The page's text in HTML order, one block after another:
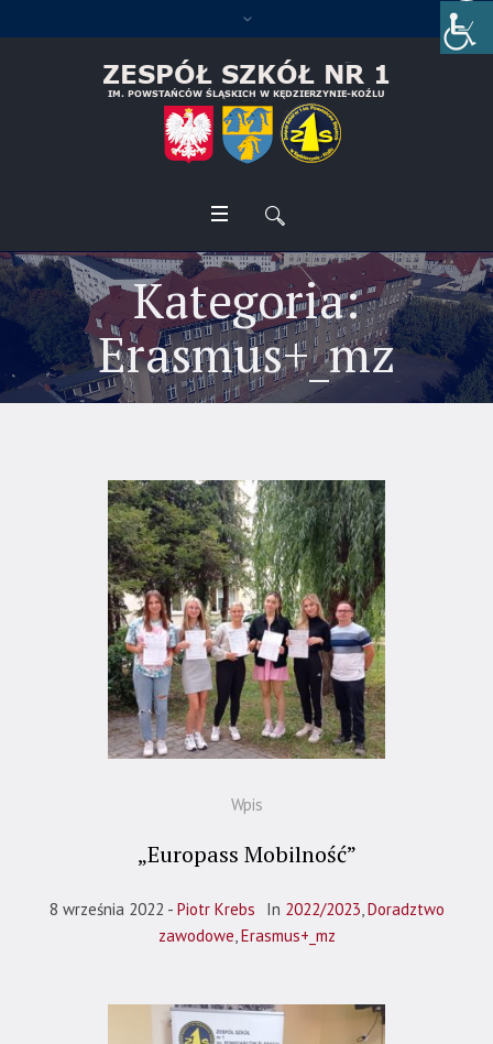
Kategoria:
Erasmus+_mz
Wpis
„Europass Mobilność”
8 września 2022 Piotr Krebs In 2022/2023,Doradztwo
zawodowe,Erasmus+_mz